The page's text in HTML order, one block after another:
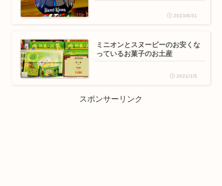
2023/8/31
ミニオンとスヌーピーのお安くな
っているお菓子のお土産
2021/1/5
スポンサーリンク